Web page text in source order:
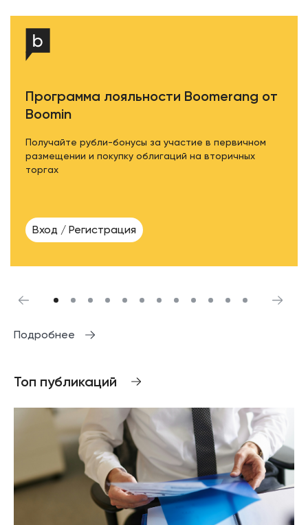
Программа лояльности Boomerang от
Boomin
Получайте рубли-бонусы за участие в первичном
размещении и покупку облигаций на вторичных
торгах
Вход / Регистрация
Подробнее
Топ публикаций